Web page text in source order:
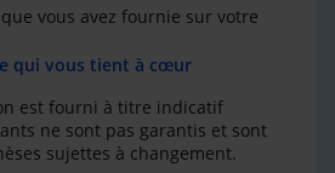
vous avez fournie sur votre
qui vous tient à cœur
est fourni à titre indicatif
ne sont pas garantis et sont
sujettes à changement.